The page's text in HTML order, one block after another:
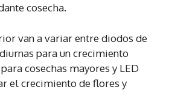
cosecha.
van a variar entre diodos de
para un crecimiento
cosechas mayores y LED
el crecimiento de flores y